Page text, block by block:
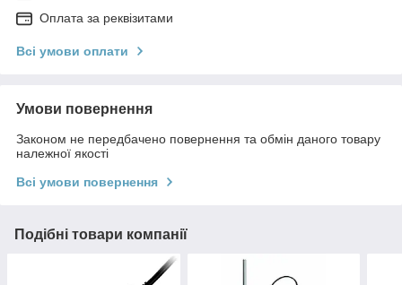
Оплата за реквізитами
Всі умови оплати
Умови повернення
Законом не передбачено повернення та обмін даного товару
належної якості
Всі умови повернення
Подібні товари компанії